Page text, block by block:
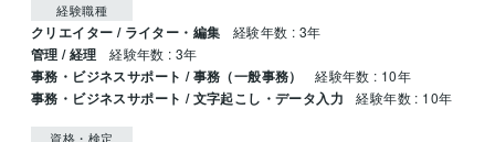
経験職種
クリエイター / ライター・編集 経験年数 : 3年
管理 / 経理 経験年数 : 3年
事務・ビジネスサポート / 事務（一般事務） 経験年数 : 10年
事務・ビジネスサポート / 文字起こし・データ入力 経験年数 : 10年
資格・検定